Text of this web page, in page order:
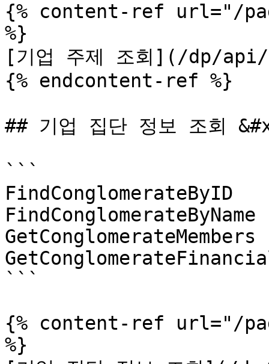
{% content-ref url="/
%}
[기업 주제 조회](/dp/
{% endcontent-ref %}
## 기업 집단 정보 조회
```
FindConglomerateByID
FindConglomerateByName
GetConglomerateMembers
```
{% content-ref url="/
%}